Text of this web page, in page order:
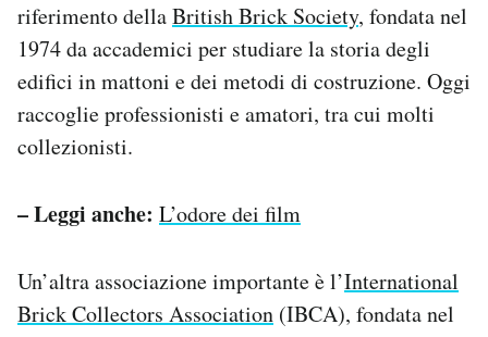
riferimento dellaBritish Brick Society, fondata nel
1974 da accademici per studiare la storia degli
edifici in mattoni e dei metodi di costruzione. Oggi
raccoglie professionisti e amatori, tra cui molti
collezionisti.
– Leggi anche: L’odore dei film
Un’altra associazione importante è l’International
Brick Collectors Association (IBCA), fondata nel